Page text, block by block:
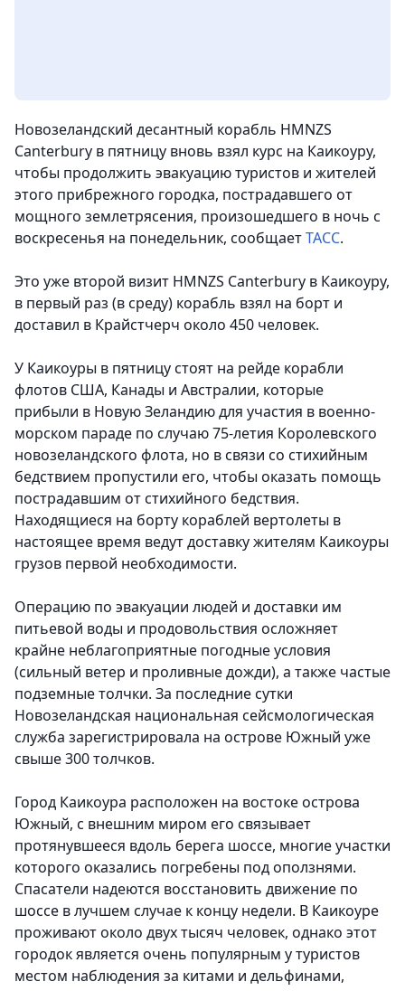
Новозеландский десантный корабль HMNZS
Canterbury в пятницу вновь взял курс на Каикоуру,
чтобы продолжить эвакуацию туристов и жителей
этого прибрежного городка, пострадавшего от
мощного землетрясения, произошедшего в ночь с
воскресенья на понедельник, сообщаетТАСС.
Это уже второй визит HMNZS Canterbury в Каикоуру,
в первый раз (в среду) корабль взял на борт и
доставил в Крайстчерч около 450 человек.
У Каикоуры в пятницу стоят на рейде корабли
флотов США, Канады и Австралии, которые
прибыли в Новую Зеландию для участия в военно-
морском параде по случаю 75-летия Королевского
новозеландского флота, но в связи со стихийным
бедствием пропустили его, чтобы оказать помощь
пострадавшим от стихийного бедствия.
Находящиеся на борту кораблей вертолеты в
настоящее время ведут доставку жителям Каикоуры
грузов первой необходимости.
Операцию по эвакуации людей и доставки им
питьевой воды и продовольствия осложняет
крайне неблагоприятные погодные условия
(сильный ветер и проливные дожди), а также частые
подземные толчки. За последние сутки
Новозеландская национальная сейсмологическая
служба зарегистрировала на острове Южный уже
свыше 300 толчков.
Город Каикоура расположен на востоке острова
Южный, с внешним миром его связывает
протянувшееся вдоль берега шоссе, многие участки
которого оказались погребены под оползнями.
Спасатели надеются восстановить движение по
шоссе в лучшем случае к концу недели. В Каикоуре
проживают около двух тысяч человек, однако этот
городок является очень популярным у туристов
местом наблюдения за китами и дельфинами,